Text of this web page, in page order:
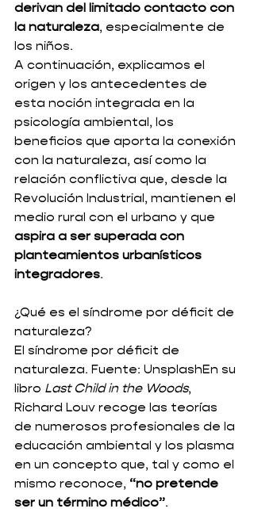
derivan del limitado contacto con
la naturaleza, especialmente de
los niños.
A continuación, explicamos el
origen y los antecedentes de
esta noción integrada en la
psicología ambiental, los
beneficios que aporta la conexión
con la naturaleza, así como la
relación conflictiva que, desde la
Revolución Industrial, mantienen el
medio rural con el urbano y que
aspira a ser superada con
planteamientos urbanísticos
integradores.
¿Qué es el síndrome por déficit de
naturaleza?
El síndrome por déficit de
naturaleza. Fuente: UnsplashEn su
libro Last Child in the Woods,
Richard Louv recoge las teorías
de numerosos profesionales de la
educación ambiental y los plasma
en un concepto que, tal y como el
mismo reconoce, “no pretende
ser un término médico”.